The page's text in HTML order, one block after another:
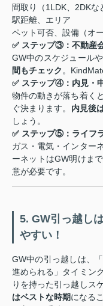
間取り（1LDK、2DKな
駅距離、エリア
ペット可否、設備（オ
✅ ステップ③：不動産
GW中のスケジュール
間もチェック 。
✅ ステップ④：内見・
物件の動きが落ち着く
ぐ決まります。 内見後
しょう。
✅ ステップ⑤：ライフ
ガス・電気・インター
ーネットはGW明けま
意が必要です。
5. GW引っ越し
やすい！
GW中の引っ越しは、
進められる」タイミン
りを持った引っ越しス
はベストな時期になる